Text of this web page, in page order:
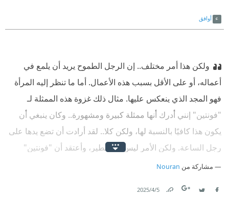
فهم لا
أوافق
ولكن هذا أمر مختلف.. إن الرجل الطموح يريد أن يلمع في
أعماله، أو على الأقل بسبب هذه الأعمال. أما ما تنظر إليه المرأة
فهو المجد الذي ينعكس عليها. مثال ذلك غزوة هذه الممثلة لـ
"فونتين" إنني أدرك أنها ممثلة كبيرة ومشهورة.. وكان ينبغي أن
يكون هذا كافيًا بالنسبة لها، ولكن كلا.. لقد أرادت أن تضع يدها على
رجل الساعة. ولكن الأمر ليس جد خطير، وأعتقد أن "فونتين"
سوف يتغلب على خفقة القلب الصغيرة هذه.. ولك أن تثق في أنني
مشاركة من Nouran
5‏/4‏/2025